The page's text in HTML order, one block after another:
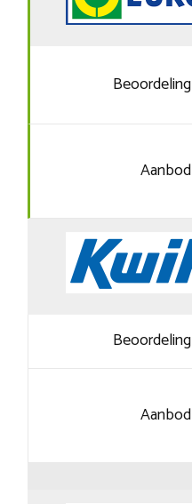
Beoordeling
Aanbod
Beoordeling
Aanbod